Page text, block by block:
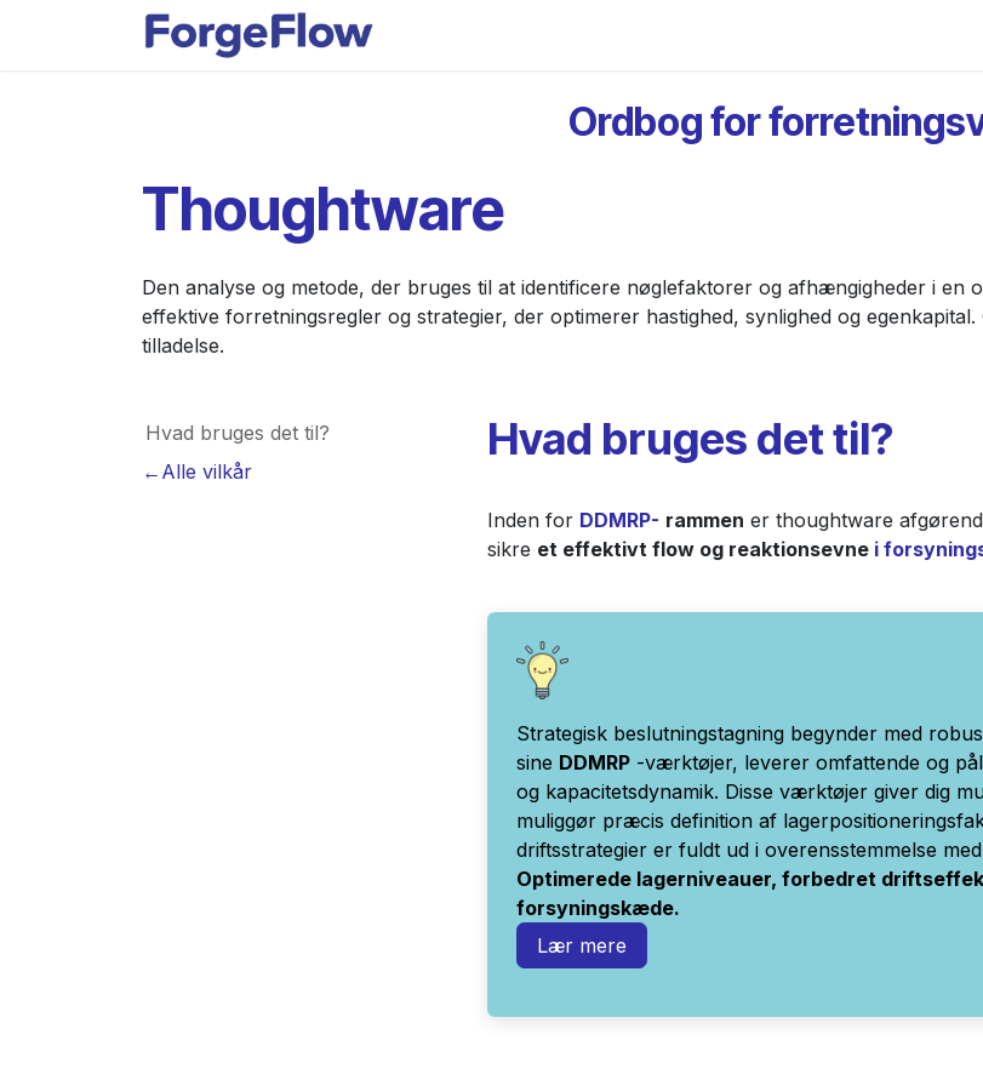
Ordbog for
Thoughtware
Den analyse og metode, der bruges til at identificere nøglefaktorer og afhængigheder i en
effektive forretningsregler og strategier, der optimerer hastighed, synlighed og
tilladelse.
Hvad bruges det til?
←Alle vilkår
Hvad bruges det til?
Inden for DDMRP- rammen er thoughtware
sikre et effektivt flow og reaktionsevne i
Strategisk beslutningstagning begynder med
sine DDMRP -værktøjer, leverer omfattende og
og kapacitetsdynamik. Disse værktøjer giver dig
muliggør præcis definition af
driftsstrategier er fuldt ud i overensstemmelse med
Optimerede lagerniveauer, forbedret
forsyningskæde.
Lær mere